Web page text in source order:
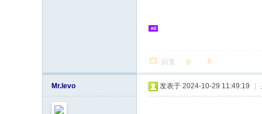
回复
Mr.levo 发表于 2024-10-29 11:49:19